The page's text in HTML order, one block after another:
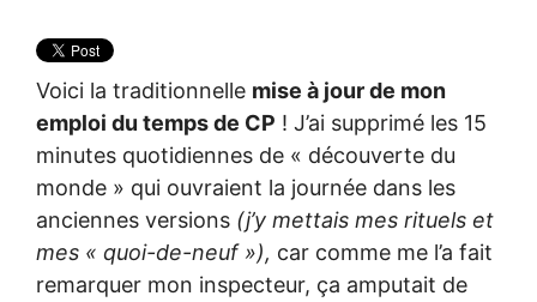
Voici la traditionnelle mise à jour de mon
emploi du temps de CP ! J’ai supprimé les 15
minutes quotidiennes de « découverte du
monde » qui ouvraient la journée dans les
anciennes versions (j’y mettais mes rituels et
mes « quoi-de-neuf »), car comme me l’a fait
remarquer mon inspecteur, ça amputait de